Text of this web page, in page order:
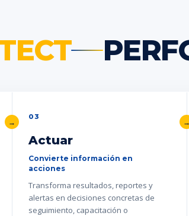
03
Actuar
Convierte información en
acciones
Transforma resultados, reportes y
alertas en decisiones concretas de
seguimiento, capacitación o